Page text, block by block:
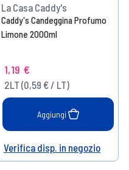
La Casa Caddy's
Caddy's Candeggina Profumo
Limone 2000ml
1,19 €
2LT (0,59 € / LT)
Aggiungi
Help
Verifica disp. in negozio